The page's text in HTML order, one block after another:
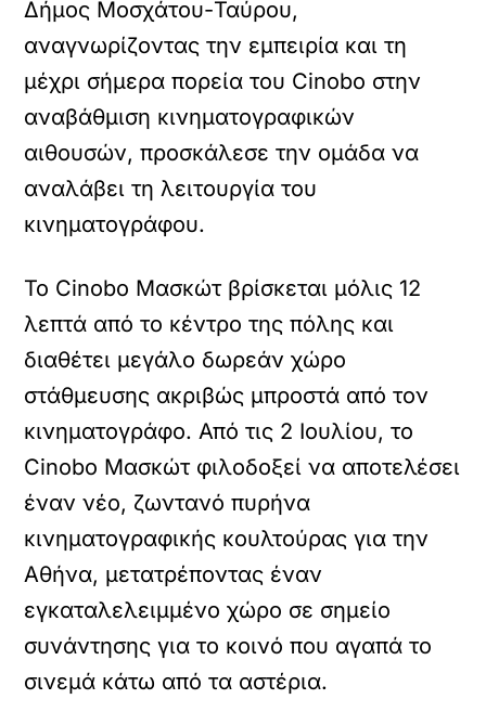
Δήμος Μοσχάτου-Ταύρου,
αναγνωρίζοντας την εμπειρία και τη
μέχρι σήμερα πορεία του Cinobo στην
αναβάθμιση κινηματογραφικών
αιθουσών, προσκάλεσε την ομάδα να
αναλάβει τη λειτουργία του
κινηματογράφου.
Το Cinobo Μασκώτ βρίσκεται μόλις 12
λεπτά από το κέντρο της πόλης και
διαθέτει μεγάλο δωρεάν χώρο
στάθμευσης ακριβώς μπροστά από τον
κινηματογράφο. Από τις 2 Ιουλίου, το
Cinobo Μασκώτ φιλοδοξεί να αποτελέσει
έναν νέο, ζωντανό πυρήνα
κινηματογραφικής κουλτούρας για την
Αθήνα, μετατρέποντας έναν
εγκαταλελειμμένο χώρο σε σημείο
συνάντησης για το κοινό που αγαπά το
σινεμά κάτω από τα αστέρια.